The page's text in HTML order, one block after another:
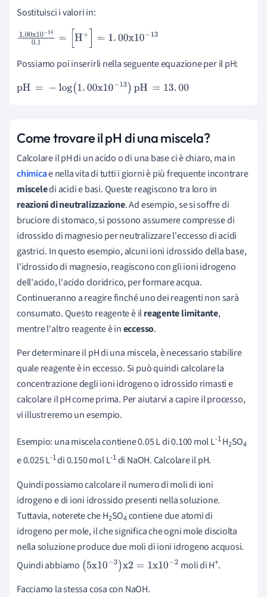
Sostituisci i valori in:
1.00x10-14 0.1 [H+] 1.00x10-13
Possiamo poi inserirli nella seguente equazione per il pH:
pH= -log (1. 00x10-13)pH=13.00
Come trovare il pH di una miscela?
Calcolare il pH di un acido o di una base ci è chiaro, ma in
chimicae nella vita di tutti i giorni è più frequente incontrare
misceledi acidi e basi. Queste reagiscono tra loro in
reazioni di neutralizzazione. Ad esempio, se si soffre di
bruciore di stomaco, si possono assumere compresse di
idrossido di magnesio per neutralizzare l'eccesso di acidi
gastrici. In questo esempio, alcuni ioni idrossido della base,
l'idrossido di magnesio, reagiscono con gli ioni idrogeno
dell'acido, l'acido cloridrico, per formare acqua.
Continueranno a reagire finché uno dei reagenti non sarà
consumato. Questo reagente è ilreagente limitante,
mentre l'altro reagente è ineccesso.
Per determinare il pH di una miscela, è necessario stabilire
quale reagente è in eccesso. Si può quindi calcolare la
concentrazione degli ioni idrogeno o idrossido rimasti e
calcolare il pH come prima. Per aiutarvi a capire il processo,
vi illustreremo un esempio.
Esempio: una miscela contiene 0.05 L di 0.100 mol L-1H2SO4
e 0.025 L-1di 0.150 mol L-1di NaOH. Calcolare il pH.
Quindi possiamo calcolare il numero di moli di ioni
idrogeno e di ioni idrossido presenti nella soluzione.
Tuttavia, noterete cheH2SO4contiene due atomi di
idrogeno per mole, il che significa che ogni mole disciolta
nella soluzione produce due moli di ioni idrogeno acquosi.
Quindi abbiamo (5x10-3)x2=1x 10- 2 moli di H+.
Facciamo la stessa cosa con NaOH.